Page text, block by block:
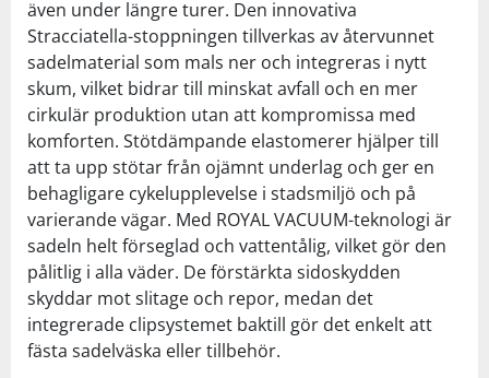
även under längre turer. Den innovativa
Stracciatella-stoppningen tillverkas av återvunnet
sadelmaterial som mals ner och integreras i nytt
skum, vilket bidrar till minskat avfall och en mer
cirkulär produktion utan att kompromissa med
komforten. Stötdämpande elastomerer hjälper till
att ta upp stötar från ojämnt underlag och ger en
behagligare cykelupplevelse i stadsmiljö och på
varierande vägar. Med ROYAL VACUUM-teknologi är
sadeln helt förseglad och vattentålig, vilket gör den
pålitlig i alla väder. De förstärkta sidoskydden
skyddar mot slitage och repor, medan det
integrerade clipsystemet baktill gör det enkelt att
fästa sadelväska eller tillbehör.